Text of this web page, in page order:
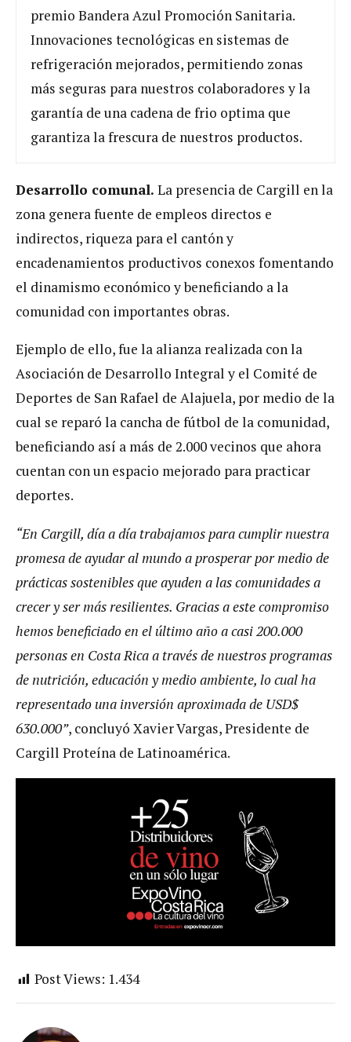
premio Bandera Azul Promoción Sanitaria.
Innovaciones tecnológicas en sistemas de
refrigeración mejorados, permitiendo zonas
más seguras para nuestros colaboradores y la
garantía de una cadena de frio optima que
garantiza la frescura de nuestros productos.
Desarrollo comunal. La presencia de Cargill en la
zona genera fuente de empleos directos e
indirectos, riqueza para el cantón y
encadenamientos productivos conexos fomentando
el dinamismo económico y beneficiando a la
comunidad con importantes obras.
Ejemplo de ello, fue la alianza realizada con la
Asociación de Desarrollo Integral y el Comité de
Deportes de San Rafael de Alajuela, por medio de la
cual se reparó la cancha de fútbol de la comunidad,
beneficiando así a más de 2.000 vecinos que ahora
cuentan con un espacio mejorado para practicar
deportes.
“En Cargill, día a día trabajamos para cumplir nuestra
promesa de ayudar al mundo a prosperar por medio de
prácticas sostenibles que ayuden a las comunidades a
crecer y ser más resilientes. Gracias a este compromiso
hemos beneficiado en el último año a casi 200.000
personas en Costa Rica a través de nuestros programas
de nutrición, educación y medio ambiente, lo cual ha
representado una inversión aproximada de USD$
630.000”, concluyó Xavier Vargas, Presidente de
Cargill Proteína de Latinoamérica.
Post Views: 1.434